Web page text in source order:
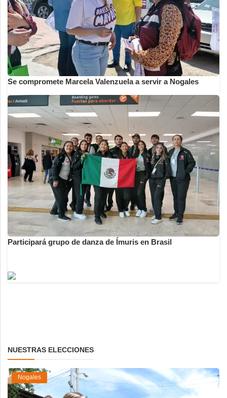
Se compromete Marcela Valenzuela a servir a Nogales
Participará grupo de danza de Ímuris en Brasil
NUESTRAS ELECCIONES
Nogales